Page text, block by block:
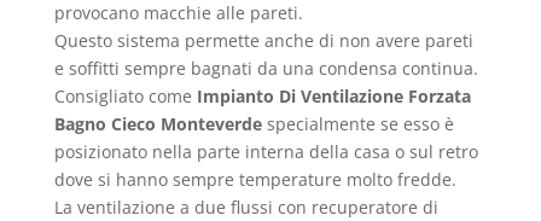
provocano macchie alle pareti.
Questo sistema permette anche di non avere pareti
e soffitti sempre bagnati da una condensa continua.
Consigliato come Impianto Di Ventilazione Forzata
Bagno Cieco Monteverdespecialmente se esso è
posizionato nella parte interna della casa o sul retro
dove si hanno sempre temperature molto fredde.
La ventilazione a due flussi con recuperatore di